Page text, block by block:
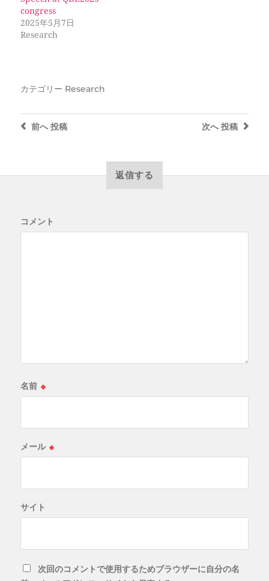
congress
2025年5月7日
Research
カテゴリー Research
次へ 投稿
前へ投稿
返信する
コメント
名前 ※
メール ※
サイト
次回のコメントで使用するためブラウザーに自分の名